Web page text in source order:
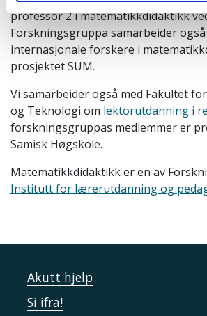
professor 2 i matematikkdidaktikk
Forskningsgruppa samarbeider også
internasjonale forskere i
prosjektet SUM.
Vi samarbeider også med Fakultet
og Teknologi om lektorutdanning i
forskningsgruppas medlemmer er
Samisk Høgskole.
Matematikkdidaktikk er en av
Institutt for lærerutdanning og
Akutt hjelp
Si ifra!